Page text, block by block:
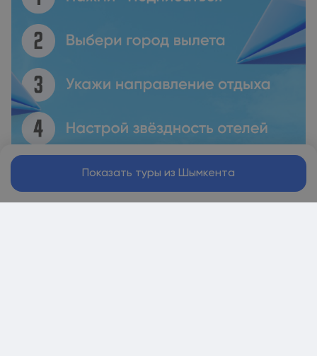
Показать туры из Шымкента